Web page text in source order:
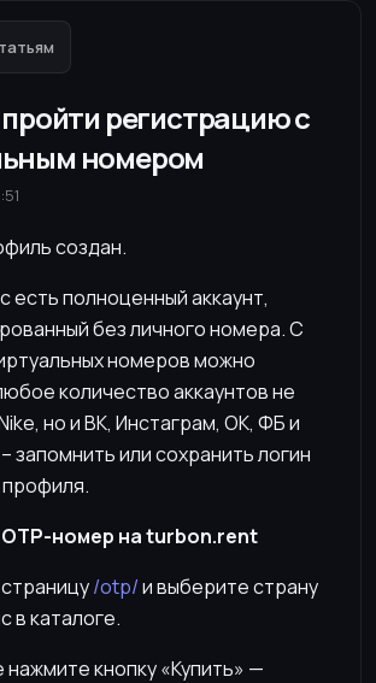
пройти регистрацию с
номером
создан.
есть полноценный аккаунт,
без личного номера. С
номеров можно
количество аккаунтов не
но и ВК, Инстаграм, ОК, ФБ и
запомнить или сохранить логин
OTP-номер на turbon.rent
/otp/и выберите страну
в каталоге.
нажмите кнопку «Купить» —